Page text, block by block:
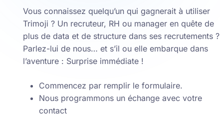
Vous connaissez quelqu’un qui gagnerait à utiliser
Trimoji ? Un recruteur, RH ou manager en quête de
plus de data et de structure dans ses recrutements ?
Parlez-lui de nous… et s’il ou elle embarque dans
l’aventure : Surprise immédiate !
Commencez par remplir le formulaire.
Nous programmons un échange avec votre
contact